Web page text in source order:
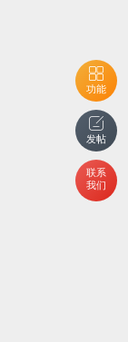
功能
发帖
联系
我们